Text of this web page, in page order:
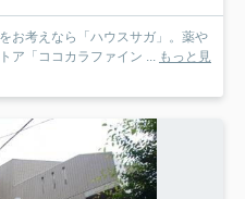
お考えなら「ハウスサガ」。薬や
ア「ココカラファイン ...
もっと見